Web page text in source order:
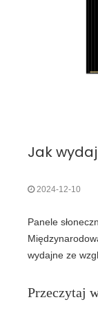
2024-12-10
Panele
wydajne ze
zestawienie ich
Przeczytaj